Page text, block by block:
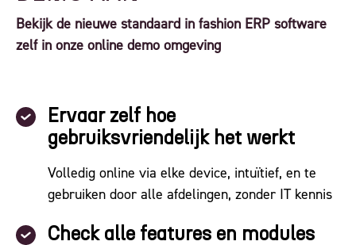
Bekijk de nieuwe standaard in fashion ERP software
zelf in onze online demo omgeving
Ervaar zelf hoe
gebruiksvriendelijk het werkt
Volledig online via elke device, intuïtief, en te
gebruiken door alle afdelingen, zonder IT kennis
Check alle features en modules